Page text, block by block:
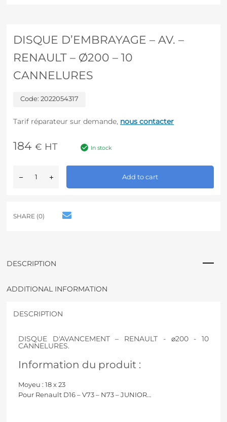
DISQUE D’EMBRAYAGE – AV. –
RENAULT – Ø200 – 10
CANNELURES
Code: 2022054317
Tarif réparateur sur demande, nous contacter
184 € HT In stock
Add to cart
SHARE (0)
DESCRIPTION
ADDITIONAL INFORMATION
DESCRIPTION
DISQUE D'AVANCEMENT – RENAULT - ⌀200 - 10
CANNELURES.
Information du produit :
Moyeu : 18 x 23
Pour Renault D16 – V73 – N73 – JUNIOR…